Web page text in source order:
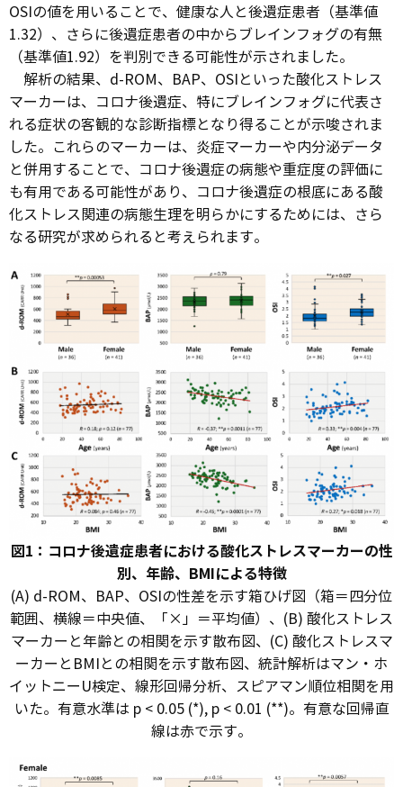
OSIの値を用いることで、健康な人と後遺症患者（基準値
1.32）、さらに後遺症患者の中からブレインフォグの有無
（基準値1.92）を判別できる可能性が示されました。
解析の結果、d-ROM、BAP、OSIといった酸化ストレス
マーカーは、コロナ後遺症、特にブレインフォグに代表さ
れる症状の客観的な診断指標となり得ることが示唆されま
した。これらのマーカーは、炎症マーカーや内分泌データ
と併用することで、コロナ後遺症の病態や重症度の評価に
も有用である可能性があり、コロナ後遺症の根底にある酸
化ストレス関連の病態生理を明らかにするためには、さら
なる研究が求められると考えられます。
図1：コロナ後遺症患者における酸化ストレスマーカーの性
別、年齢、BMIによる特徴
(A) d-ROM、BAP、OSIの性差を示す箱ひげ図（箱＝四分位
範囲、横線＝中央値、「×」＝平均値）、(B) 酸化ストレス
マーカーと年齢との相関を示す散布図、(C) 酸化ストレスマ
ーカーとBMIとの相関を示す散布図、統計解析はマン・ホ
イットニーU検定、線形回帰分析、スピアマン順位相関を用
いた。有意水準は p < 0.05 (*), p < 0.01 (**)。有意な回帰直
線は赤で示す。